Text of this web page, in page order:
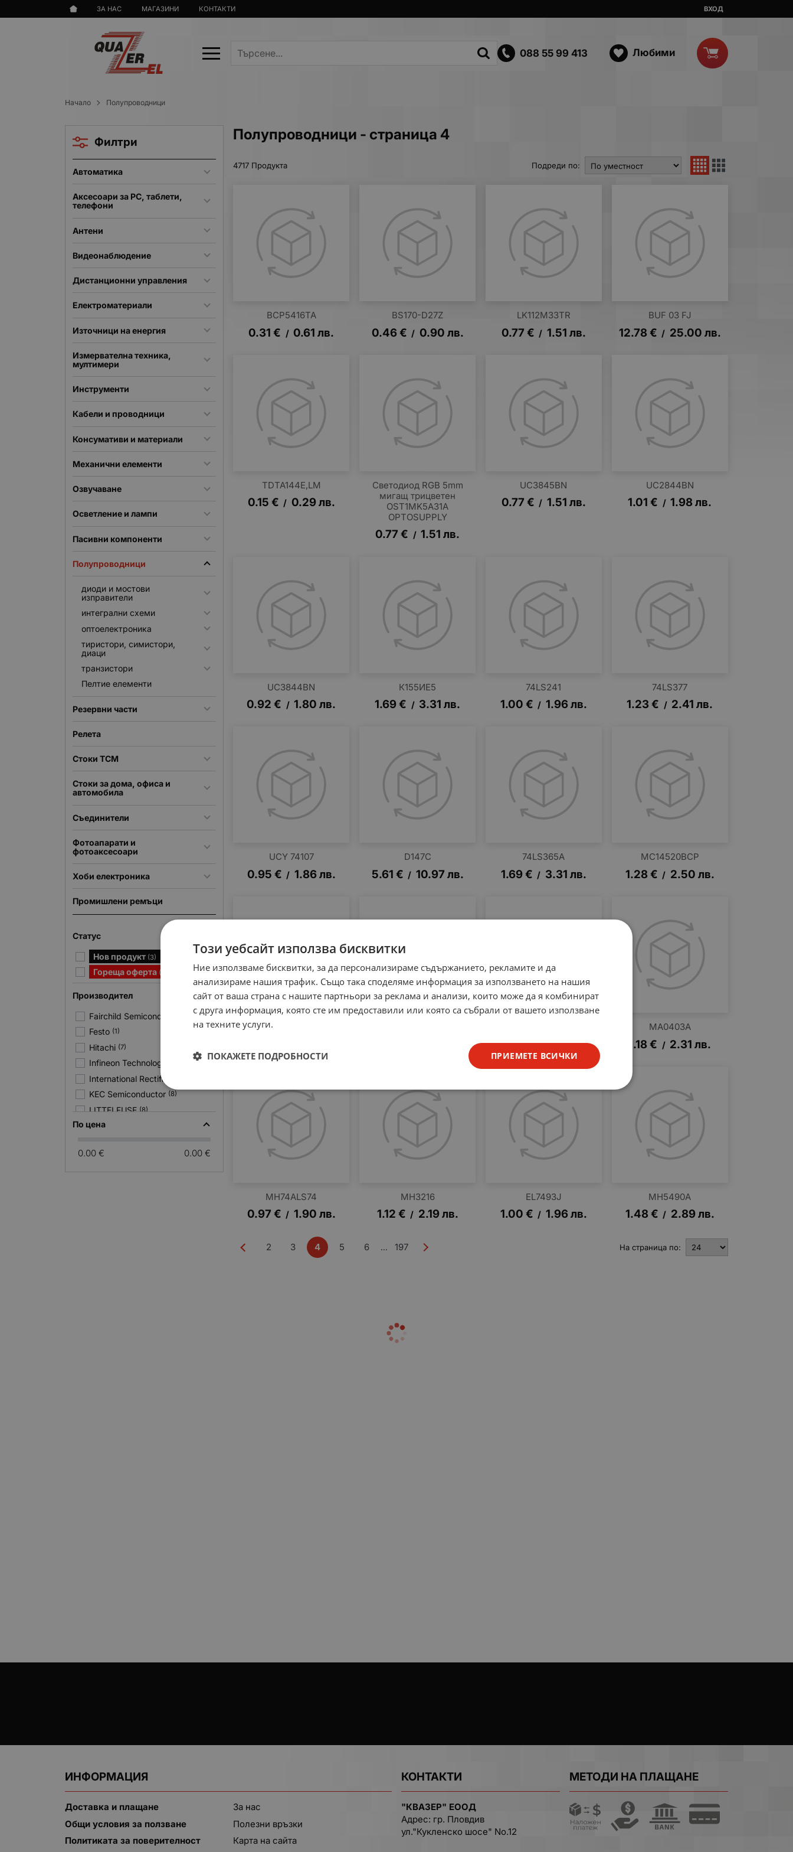
ЗА НАС МАГАЗИНИ КОНТАКТИ ВХОД
088 55 99 413 Любими
Начало Полупроводници
Полупроводници - страница 4
4717 Продукта Подреди по:
BCP5416TA
0.31 € / 0.61 лв.
BS170-D27Z
0.46€ / 0.90 лв.
LK112M33TR
0.77 € / 1.51 лв.
BUF 03 FJ
12.78 € / 25.00 лв.
TDTA144E,LM
0.15 € / 0.29лв.
Светодиод RGB 5mm
мигащ трицветен
OST1MK5A31A
OPTOSUPPLY
0.77 € / 1.51 лв.
UC3845BN
0.77 € / 1.51 лв.
UC2844BN
1.01 € / 1.98лв.
UC3844BN
0.92 € / 1.80 лв.
К155ИЕ5
1.69€ / 3.31 лв.
74LS241
1.00 € / 1.96лв.
74LS377
1.23 € / 2.41 лв.
UCY 74107
0.95 € / 1.86лв.
D147C
5.61 € / 10.97 лв.
74LS365A
1.69€ / 3.31 лв.
MC14520BCP
1.28€ / 2.50 лв.
74LS154N
1.18€ / 2.31лв.
MA0403A
1.18€ / 2.31 лв.
MH74ALS74
0.97 € / 1.90 лв.
MH3216
1.12 € / 2.19лв.
EL7493J
1.00 € / 1.96лв.
MH5490A
1.48€ / 2.89лв.
2 3 4 5 6 ... 197 На страница по:
Филтри
Автоматика
Аксесоари за PC, таблети,
телефони
Антени
Видеонаблюдение
Дистанционни управления
Електроматериали
Източници на енергия
Измервателна техника,
мултимери
Инструменти
Кабели и проводници
Консумативи и материали
Механични елементи
Озвучаване
Осветление и лампи
Пасивни компоненти
Полупроводници
диоди и мостови
изправители
интегрални схеми
оптоелектроника
тиристори, симистори,
диаци
транзистори
Пелтие елементи
Резервни части
Релета
Стоки TCM
Стоки за дома, офиса и
автомобила
Съединители
Фотоапарати и
фотоаксесоари
Хоби електроника
Промишлени ремъци
Статус
Нов продукт (3)
Гореща оферта (2)
Производител
Fairchild Semiconductor (29)
Festo (1)
Hitachi (7)
Infineon Technologies
International Rectifier
KEC Semiconductor (8)
LITTELFUSE (8)
Matsushita
Mitsubishi Electric
По цена
0.00 € 0.00 €
ИНФОРМАЦИЯ
Доставка и плащане
Общи условия за ползване
Политиката за поверителност
За нас
Полезни връзки
Карта на сайта
КОНТАКТИ
"КВАЗЕР" ЕООД
Адрес: гр. Пловдив
ул."Кукленско шосе" No.12
МЕТОДИ НА ПЛАЩАНЕ
Този уебсайт използва бисквитки
Ние използваме бисквитки, за да персонализираме съдържанието, рекламите и да
анализираме нашия трафик. Също така споделяме информация за използването на нашия
сайт от ваша страна с нашите партньори за реклама и анализи, които може да я комбинират
с друга информация, която сте им предоставили или която са събрали от вашето използване
на техните услуги.
ПРИЕМЕТЕ ВСИЧКИ
ПОКАЖЕТЕ ПОДРОБНОСТИ